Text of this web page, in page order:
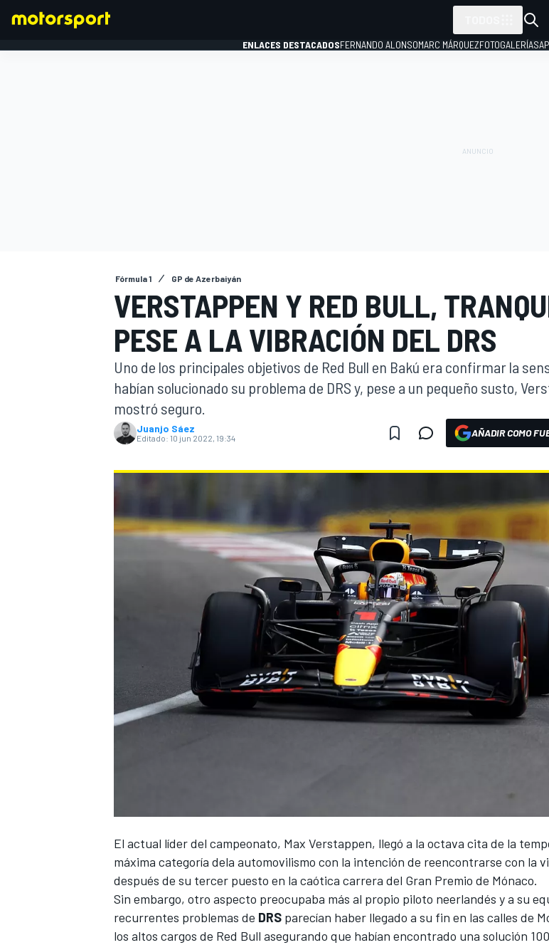
FÓRMULA E
ENLACES DESTACADOSFERNANDO ALONSOMARC MÁRQUEZFOTOGALERÍAS
Fórmula 1 GP de Azerbaiyán
VERSTAPPEN Y RED BULL,
PESE A LA VIBRACIÓN DEL DRS
Uno de los principales objetivos de Red Bull en Bakú era confirmar la
habían solucionado su problema de DRS y, pese a un pequeño susto,
mostró seguro.
Juanjo Sáez
Editado: 10 jun 2022, 19:34 AÑADIR COMO
El actual líder del campeonato, Max Verstappen, llegó a la octava cita de la
máxima categoría dela automovilismo con la intención de reencontrarse con la
después de su tercer puesto en la caótica carrera del Gran Premio de Mónaco.
Sin embargo, otro aspecto preocupaba más al propio piloto neerlandés y a su
recurrentes problemas de DRS parecían haber llegado a su fin en las calles de
los altos cargos de Red Bull asegurando que habían encontrado una solución